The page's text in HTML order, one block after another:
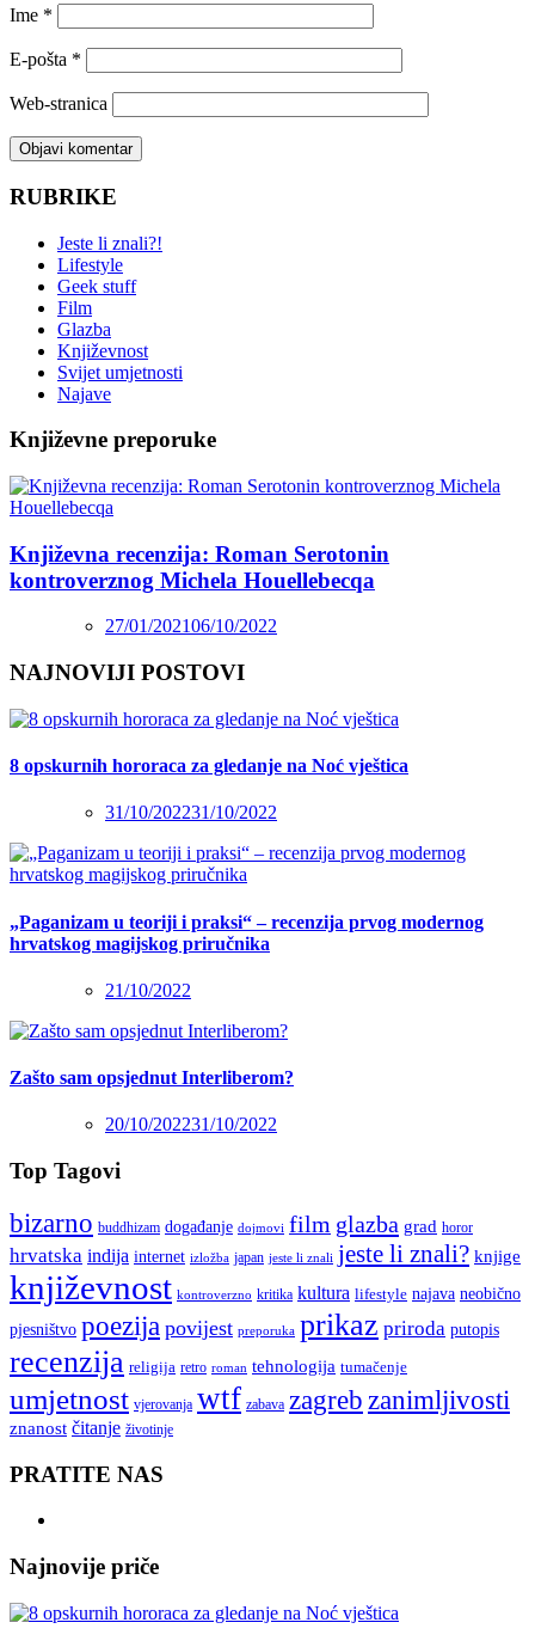
Ime *
E-pošta *
Web-stranica
RUBRIKE
Jeste li znali?!
Lifestyle
Geek stuff
Film
Glazba
Književnost
Svijet umjetnosti
Najave
Književne preporuke
Književna recenzija: Roman Serotonin
kontroverznog Michela Houellebecqa
27/01/202106/10/2022
NAJNOVIJI POSTOVI
8 opskurnih hororaca za gledanje na Noć vještica
31/10/202231/10/2022
„Paganizam u teoriji i praksi“ – recenzija prvog modernog
hrvatskog magijskog priručnika
21/10/2022
Zašto sam opsjednut Interliberom?
20/10/202231/10/2022
Top Tagovi
bizarno buddhizam događanje dojmovi film glazba grad horor
hrvatska indija internet izložba japan jeste li znali jeste li znali? knjige
književnost kontroverzno kritika kultura lifestyle najava neobično
pjesništvo poezija povijest preporuka prikaz priroda putopis
recenzija religija retro roman tehnologija tumačenje
umjetnost vjerovanja wtf zabava zagreb zanimljivosti
znanost čitanje životinje
PRATITE NAS
Najnovije priče